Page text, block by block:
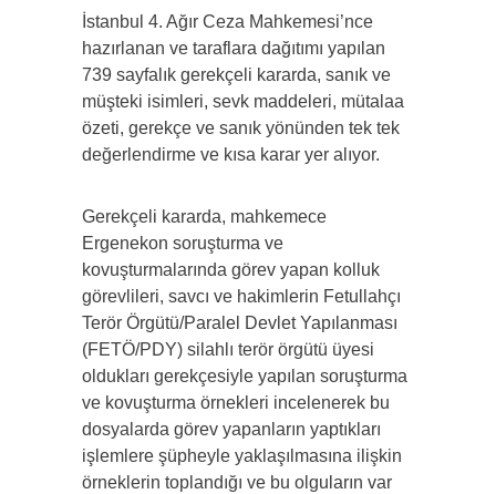
İstanbul 4. Ağır Ceza Mahkemesi’nce
hazırlanan ve taraflara dağıtımı yapılan
739 sayfalık gerekçeli kararda, sanık ve
müşteki isimleri, sevk maddeleri, mütalaa
özeti, gerekçe ve sanık yönünden tek tek
değerlendirme ve kısa karar yer alıyor.
Gerekçeli kararda, mahkemece
Ergenekon soruşturma ve
kovuşturmalarında görev yapan kolluk
görevlileri, savcı ve hakimlerin Fetullahçı
Terör Örgütü/Paralel Devlet Yapılanması
(FETÖ/PDY) silahlı terör örgütü üyesi
oldukları gerekçesiyle yapılan soruşturma
ve kovuşturma örnekleri incelenerek bu
dosyalarda görev yapanların yaptıkları
işlemlere şüpheyle yaklaşılmasına ilişkin
örneklerin toplandığı ve bu olguların var